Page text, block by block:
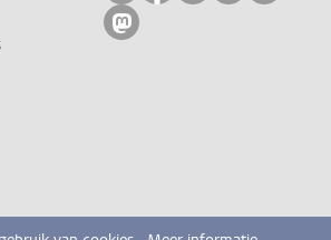
Volg ons op mastodon